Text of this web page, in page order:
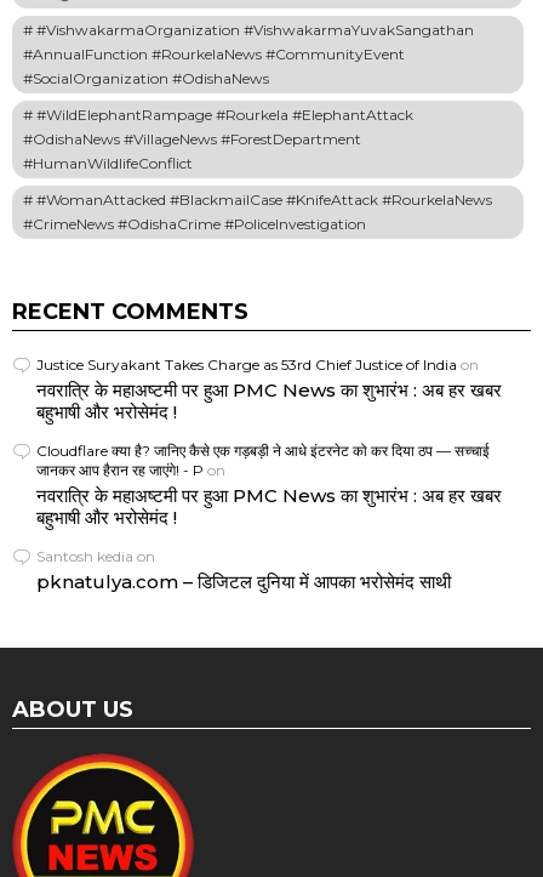
#VishwakarmaOrganization #VishwakarmaYuvakSangathan
#AnnualFunction #RourkelaNews #CommunityEvent
#SocialOrganization #OdishaNews
#WildElephantRampage #Rourkela #ElephantAttack
#OdishaNews #VillageNews #ForestDepartment
#HumanWildlifeConflict
#WomanAttacked #BlackmailCase #KnifeAttack #RourkelaNews
#CrimeNews #OdishaCrime #PoliceInvestigation
RECENT COMMENTS
Justice Suryakant Takes Charge as 53rd Chief Justice of India on
नवरात्रि के महाअष्टमी पर हुआ PMC News का शुभारंभ : अब हर खबर
बहुभाषी और भरोसेमंद !
Cloudflare क्या है? जानिए कैसे एक गड़बड़ी ने आधे इंटरनेट को कर दिया ठप — सच्चाई
जानकर आप हैरान रह जाएंगे! - P on
नवरात्रि के महाअष्टमी पर हुआ PMC News का शुभारंभ : अब हर खबर
बहुभाषी और भरोसेमंद !
Santosh kedia on
pknatulya.com – डिजिटल दुनिया में आपका भरोसेमंद साथी
ABOUT US